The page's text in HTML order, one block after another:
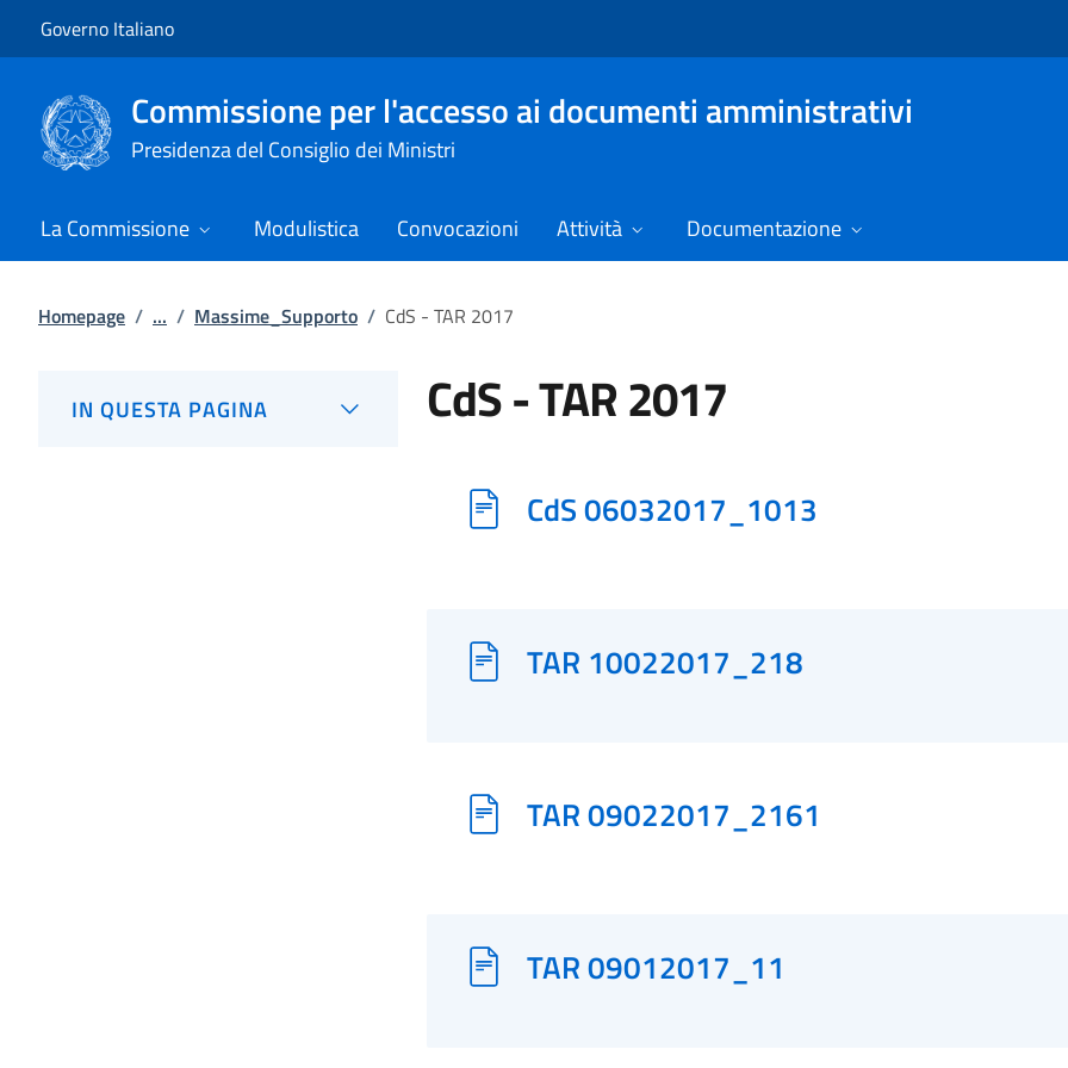
Governo Italiano
Commissione per l'accesso ai documenti amministrativi
Presidenza del Consiglio dei Ministri
La Commissione Modulistica Convocazioni Attività Documentazione
Homepage / ... / Massime_Supporto / CdS - TAR 2017
IN QUESTA PAGINA CdS - TAR 2017
CdS 06032017_1013
TAR 10022017_218
TAR 09022017_2161
TAR 09012017_11